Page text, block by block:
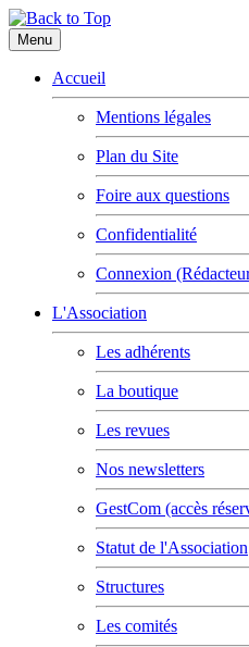
Menu
Accueil
Mentions légales
Plan du Site
Foire aux questions
Confidentialité
Connexion
L'Association
Les adhérents
La boutique
Les revues
Nos newsletters
GestCom (accès
Statut de l'Association
Structures
Les comités